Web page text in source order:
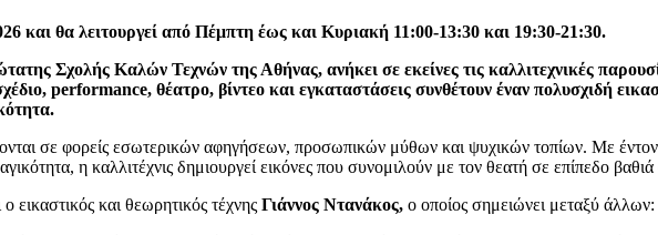
και θα λειτουργεί από Πέμπτη έως και Κυριακή 11:00-13:30 και 19:30-21:30.
Σχολής Καλών Τεχνών της Αθήνας, ανήκει σε εκείνες τις καλλιτεχνικές
performance, θέατρο, βίντεο και εγκαταστάσεις συνθέτουν έναν πολυσχιδή
σε φορείς εσωτερικών αφηγήσεων, προσωπικών μύθων και ψυχικών τοπίων. Με
η καλλιτέχνις δημιουργεί εικόνες που συνομιλούν με τον θεατή σε επίπεδο
εικαστικός και θεωρητικός τέχνης Γιάννος Ντανάκος, ο οποίος σημειώνει μεταξύ άλλων: